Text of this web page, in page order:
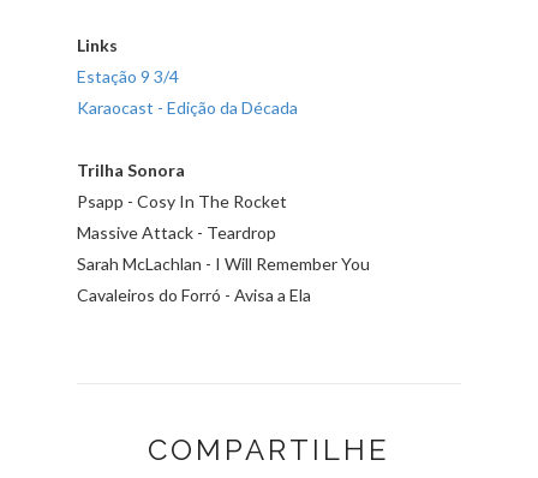
Links
Estação 9 3/4
Karaocast - Edição da Década
Trilha Sonora
Psapp - Cosy In The Rocket
Massive Attack - Teardrop
Sarah McLachlan - I Will Remember You
Cavaleiros do Forró - Avisa a Ela
COMPARTILHE